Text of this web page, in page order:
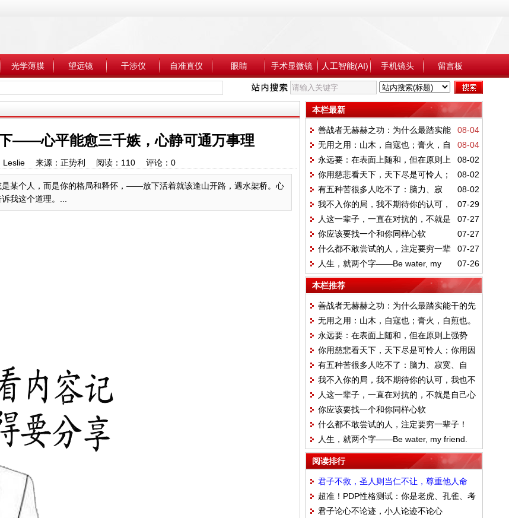
光学薄膜 望远镜 干涉仪 自准直仪 眼睛 手术显微镜 人工智能(AI) 手机镜头 留言板
——心平能愈三千嫉，心静可通万事理
Leslie 来源：正势利 阅读： 110 评论： 0
某个人，而是你的格局和释怀，——放下活着就该逢山开路，遇水架桥。心
我这个道理。...
本栏最新
08-04
善战者无赫赫之功：为什么最踏实能
干的先被裁员
08-04
无用之用：山木，自寇也；膏火，自
煎也。桂可食，故伐之；漆可用，故割之。
人皆知有用之用，而莫知无用之用也
08-02
永远要：在表面上随和，但在原则上
强势
08-02
你用慈悲看天下，天下尽是可怜人；
你用因果看天下，天下无一可怜人
08-02
有五种苦很多人吃不了：脑力、寂
寞、自律、尊严、心性
07-29
我不入你的局，我不期待你的认可，
我也不需要你的夸奖
07-27
人这一辈子，一直在对抗的，不就是
自己心中的执念吗
07-27
你应该要找一个和你同样心软
07-27
什么都不敢尝试的人，注定要穷一辈
子！
07-26
人生，就两个字——Be water, my
friend.
本栏推荐
善战者无赫赫之功：为什么最踏实能干的先
被裁员
无用之用：山木，自寇也；膏火，自煎也。
桂可食，故伐之；漆可用，故割之。人皆知
有用之用，而莫知无用之用也
永远要：在表面上随和，但在原则上强势
你用慈悲看天下，天下尽是可怜人；你用因
果看天下，天下无一可怜人
有五种苦很多人吃不了：脑力、寂寞、自
律、尊严、心性
我不入你的局，我不期待你的认可，我也不
需要你的夸奖
人这一辈子，一直在对抗的，不就是自己心
中的执念吗
你应该要找一个和你同样心软
什么都不敢尝试的人，注定要穷一辈子！
人生，就两个字——Be water, my friend.
阅读排行
君子不救，圣人则当仁不让，尊重他人命
运，享受缺德人生
超准！PDP性格测试：你是老虎、孔雀、考
拉，还是猫头鹰、变色龙？
君子论心不论迹，小人论迹不论心